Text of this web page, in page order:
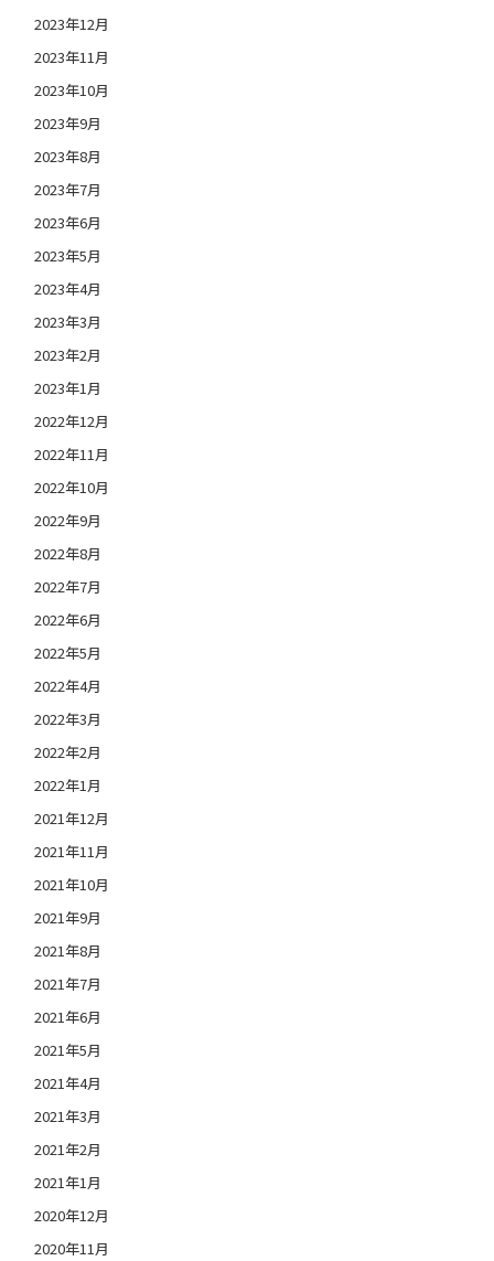
2023年12月
2023年11月
2023年10月
2023年9月
2023年8月
2023年7月
2023年6月
2023年5月
2023年4月
2023年3月
2023年2月
2023年1月
2022年12月
2022年11月
2022年10月
2022年9月
2022年8月
2022年7月
2022年6月
2022年5月
2022年4月
2022年3月
2022年2月
2022年1月
2021年12月
2021年11月
2021年10月
2021年9月
2021年8月
2021年7月
2021年6月
2021年5月
2021年4月
2021年3月
2021年2月
2021年1月
2020年12月
2020年11月